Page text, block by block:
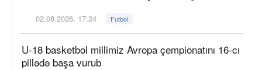
02.08.2026, 17:24 Futbol
U-18 basketbol millimiz Avropa çempionatını 16-cı
pillədə başa vurub